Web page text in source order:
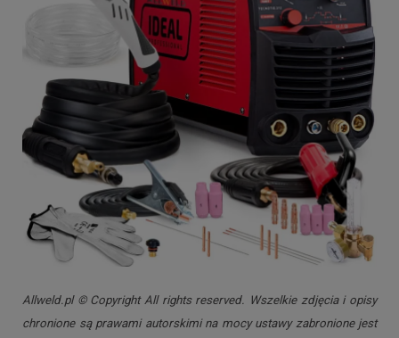
Allweld.pl © Copyright All rights reserved. Wszelkie zdjęcia i opisy
chronione są prawami autorskimi na mocy ustawy zabronione jest